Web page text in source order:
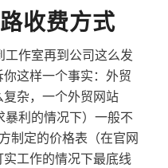
收费方式
作室再到公司这么发
这样一个事实：外贸
杂，一个外贸网站
利的情况下）一般不
制定的价格表（在官网
工作的情况下最底线